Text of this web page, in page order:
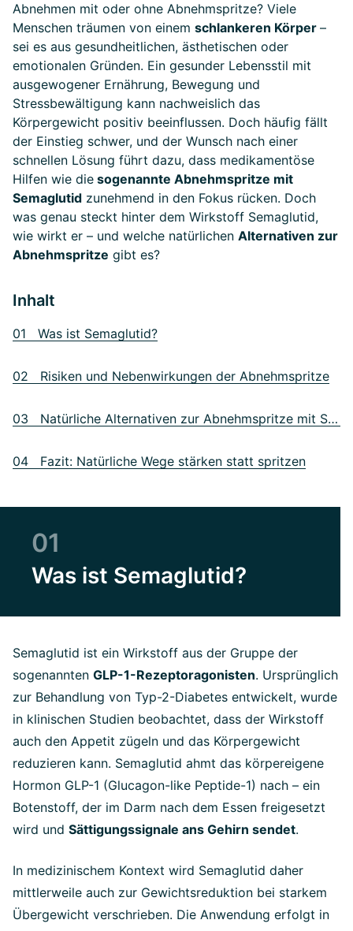
Abnehmen mit oder ohne Abnehmspritze? Viele
Menschen träumen von einem schlankeren Körper –
sei es aus gesundheitlichen, ästhetischen oder
emotionalen Gründen. Ein gesunder Lebensstil mit
ausgewogener Ernährung, Bewegung und
Stressbewältigung kann nachweislich das
Körpergewicht positiv beeinflussen. Doch häufig fällt
der Einstieg schwer, und der Wunsch nach einer
schnellen Lösung führt dazu, dass medikamentöse
Hilfen wie die sogenannte Abnehmspritze mit
Semaglutid zunehmend in den Fokus rücken. Doch
was genau steckt hinter dem Wirkstoff Semaglutid,
wie wirkt er – und welche natürlichen Alternativen zur
Abnehmspritze gibt es?
Inhalt
01 Was ist Semaglutid?
02 Risiken und Nebenwirkungen der Abnehmspritze
03 Natürliche Alternativen zur Abnehmspritze mit Semaglutid
04 Fazit: Natürliche Wege stärken statt spritzen
01
Was ist Semaglutid?
Semaglutid ist ein Wirkstoff aus der Gruppe der
sogenannten GLP-1-Rezeptoragonisten. Ursprünglich
zur Behandlung von Typ-2-Diabetes entwickelt, wurde
in klinischen Studien beobachtet, dass der Wirkstoff
auch den Appetit zügeln und das Körpergewicht
reduzieren kann. Semaglutid ahmt das körpereigene
Hormon GLP-1 (Glucagon-like Peptide-1) nach – ein
Botenstoff, der im Darm nach dem Essen freigesetzt
wird und Sättigungssignale ans Gehirn sendet.
In medizinischem Kontext wird Semaglutid daher
mittlerweile auch zur Gewichtsreduktion bei starkem
Übergewicht verschrieben. Die Anwendung erfolgt in